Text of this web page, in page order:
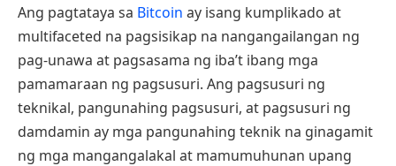
Ang pagtataya sa Bitcoin ay isang kumplikado at
multifaceted na pagsisikap na nangangailangan ng
pag-unawa at pagsasama ng iba’t ibang mga
pamamaraan ng pagsusuri. Ang pagsusuri ng
teknikal, pangunahing pagsusuri, at pagsusuri ng
damdamin ay mga pangunahing teknik na ginagamit
ng mga mangangalakal at mamumuhunan upang